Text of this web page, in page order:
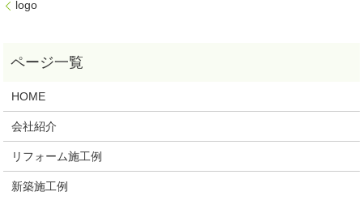
logo
HOME
会社紹介
リフォーム施工例
新築施工例